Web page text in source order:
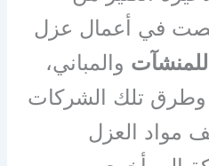
في أعمال عزل
للمنشآت والمباني،
تلك الشركات
مواد العزل